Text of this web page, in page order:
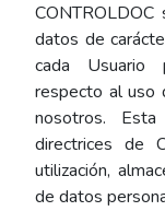
datos de
cada Usuario
respecto al uso
nosotros.
directrices de
utilización,
de datos